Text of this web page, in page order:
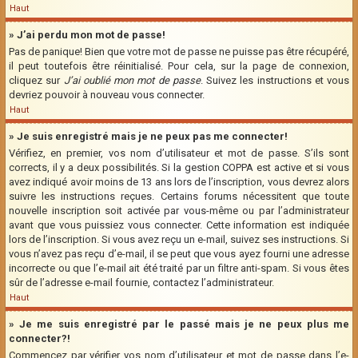
Haut
» J’ai perdu mon mot de passe!
Pas de panique! Bien que votre mot de passe ne puisse pas être récupéré,
il peut toutefois être réinitialisé. Pour cela, sur la page de connexion,
cliquez sur J’ai oublié mon mot de passe. Suivez les instructions et vous
devriez pouvoir à nouveau vous connecter.
Haut
» Je suis enregistré mais je ne peux pas me connecter!
Vérifiez, en premier, vos nom d’utilisateur et mot de passe. S’ils sont
corrects, il y a deux possibilités. Si la gestion COPPA est active et si vous
avez indiqué avoir moins de 13 ans lors de l’inscription, vous devrez alors
suivre les instructions reçues. Certains forums nécessitent que toute
nouvelle inscription soit activée par vous-même ou par l’administrateur
avant que vous puissiez vous connecter. Cette information est indiquée
lors de l’inscription. Si vous avez reçu un e-mail, suivez ses instructions. Si
vous n’avez pas reçu d’e-mail, il se peut que vous ayez fourni une adresse
incorrecte ou que l’e-mail ait été traité par un filtre anti-spam. Si vous êtes
sûr de l’adresse e-mail fournie, contactez l’administrateur.
Haut
» Je me suis enregistré par le passé mais je ne peux plus me
connecter?!
Commencez par vérifier vos nom d’utilisateur et mot de passe dans l’e-